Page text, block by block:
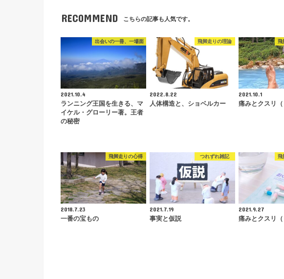
RECOMMEND こちらの記事も人気です。
出会いの一冊、一場面
2021.10.4
ランニング王国を生きる、マ
イケル・グローリー著。王者
の秘密
飛脚走りの理論
2022.8.22
人体構造と、ショベルカー
飛
2021.10.1
痛みとクスリ（
飛脚走りの心得
2018.7.23
一番の宝もの
つれずれ雑記
2021.7.19
事実と仮説
飛
2021.9.27
痛みとクスリ（